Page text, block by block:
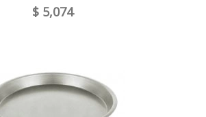
$ 5,074